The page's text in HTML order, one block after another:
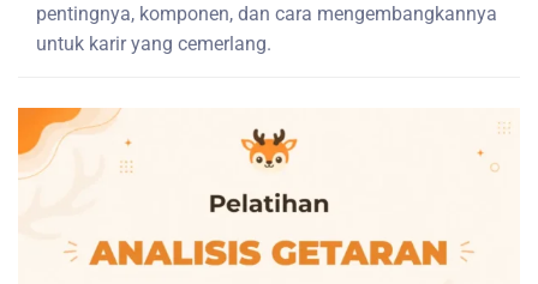
pentingnya, komponen, dan cara mengembangkannya
untuk karir yang cemerlang.